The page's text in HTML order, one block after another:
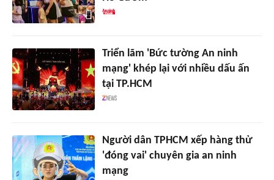
Triển lãm 'Bức tường An ninh
mạng' khép lại với nhiều dấu ấn
tại TP.HCM
Người dân TPHCM xếp hàng thử
'đóng vai' chuyên gia an ninh
mạng